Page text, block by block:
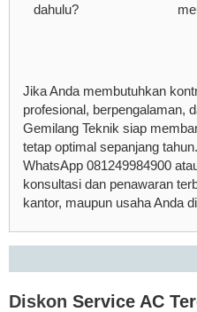
dahulu?
Jika Anda membutuhkan
profesional, berpengalaman,
Gemilang Teknik siap
tetap optimal sepanjang
WhatsApp 081249984900
konsultasi dan penawaran
kantor, maupun usaha Anda
Diskon Service AC